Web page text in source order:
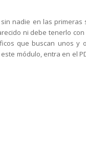
nadie en las primeras
ni debe tenerlo
que buscan unos y
módulo, entra en el